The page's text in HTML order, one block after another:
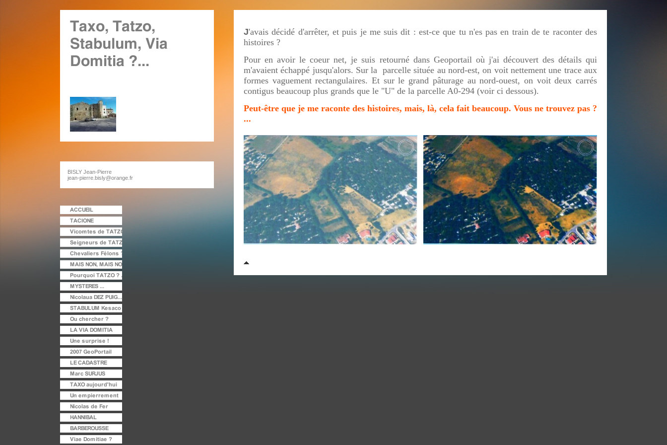
BISLY Jean-Pierre
jean-pierre.bisly@orange.fr
J'avais décidé d'arrêter, et puis je me suis dit : est-ce que tu n'es pas en train de te raconter des
histoires ?
Pour en avoir le coeur net, je suis retourné dans Geoportail où j'ai découvert des détails qui
m'avaient échappé jusqu'alors. Sur la parcelle située au nord-est, on voit nettement une trace aux
formes vaguement rectangulaires. Et sur le grand pâturage au nord-ouest, on voit deux carrés
contigus beaucoup plus grands que le "U" de la parcelle A0-294 (voir ci dessous).
Peut-être que je me raconte des histoires, mais, là, cela fait beaucoup. Vous ne trouvez pas ?
...